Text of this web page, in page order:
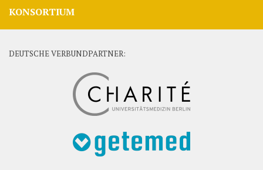
KONSORTIUM
DEUTSCHE VERBUNDPARTNER: